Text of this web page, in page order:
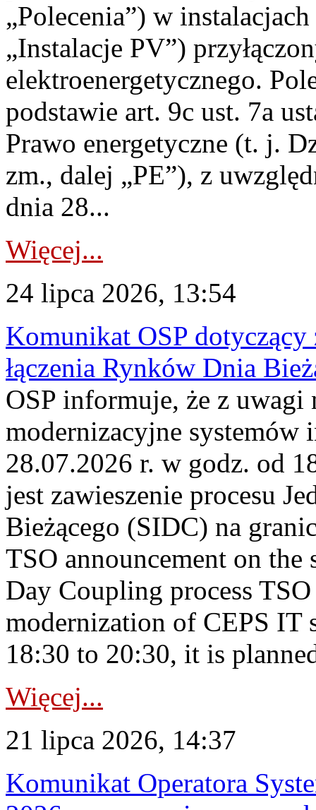
„Polecenia”) w
„Instalacje PV”)
elektroenergetycznego.
podstawie art. 9c ust. 7a
Prawo energetyczne (t. j.
zm., dalej „PE”), z
dnia 28...
Więcej...
24 lipca 2026, 13:54
Komunikat OSP dotyczący
łączenia Rynków Dnia
OSP informuje, że z uwagi
modernizacyjne
28.07.2026 r. w godz. od
jest zawieszenie procesu
Bieżącego (SIDC) na
TSO announcement on
Day Coupling process
modernization of CEPS IT
18:30 to 20:30, it is
Więcej...
21 lipca 2026, 14:37
Komunikat Operatora